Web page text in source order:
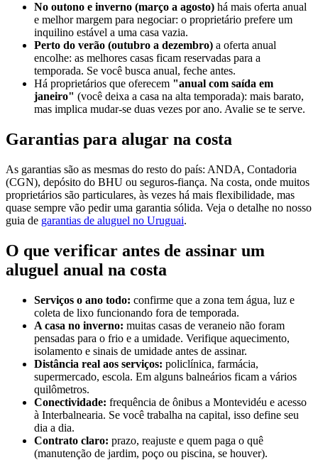
No outono e inverno (março a agosto) há mais oferta anual
e melhor margem para negociar: o proprietário prefere um
inquilino estável a uma casa vazia.
Perto do verão (outubro a dezembro) a oferta anual
encolhe: as melhores casas ficam reservadas para a
temporada. Se você busca anual, feche antes.
Há proprietários que oferecem "anual com saída em
janeiro" (você deixa a casa na alta temporada): mais barato,
mas implica mudar-se duas vezes por ano. Avalie se te serve.
Garantias para alugar na costa
As garantias são as mesmas do resto do país: ANDA, Contadoria
(CGN), depósito do BHU ou seguros-fiança. Na costa, onde muitos
proprietários são particulares, às vezes há mais flexibilidade, mas
quase sempre vão pedir uma garantia sólida. Veja o detalhe no nosso
guia de garantias de aluguel no Uruguai.
O que verificar antes de assinar um
aluguel anual na costa
Serviços o ano todo: confirme que a zona tem água, luz e
coleta de lixo funcionando fora de temporada.
A casa no inverno: muitas casas de veraneio não foram
pensadas para o frio e a umidade. Verifique aquecimento,
isolamento e sinais de umidade antes de assinar.
Distância real aos serviços: policlínica, farmácia,
supermercado, escola. Em alguns balneários ficam a vários
quilômetros.
Conectividade: frequência de ônibus a Montevidéu e acesso
à Interbalnearia. Se você trabalha na capital, isso define seu
dia a dia.
Contrato claro: prazo, reajuste e quem paga o quê
(manutenção de jardim, poço ou piscina, se houver).